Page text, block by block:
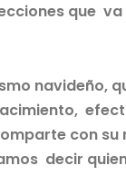
que
navideño,
con
decir